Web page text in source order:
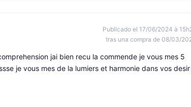
Publicado el 17/06/2024 à
tras una compra de 08/03/
jai bien recu la commende je vous mes 5
je vous mes de la lumiers et harmonie dans vos desir